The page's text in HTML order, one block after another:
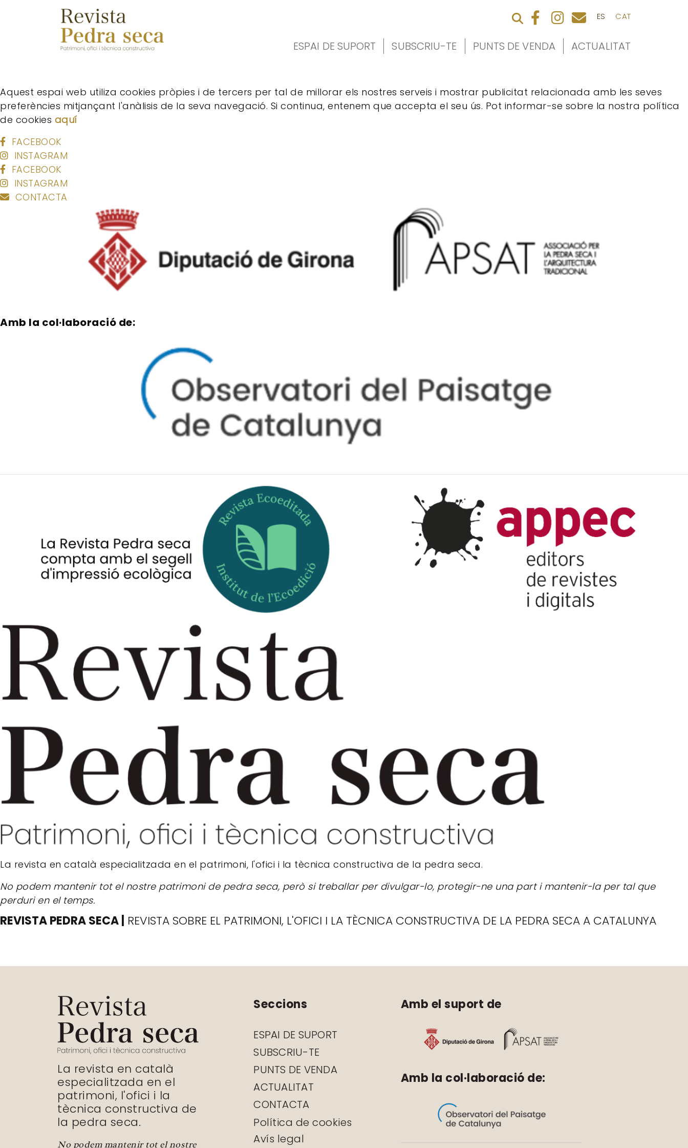
ES CAT
ESPAI DE SUPORT SUBSCRIU-TE PUNTS DE VENDA ACTUALITAT
Aquest espai web utiliza cookies pròpies i de tercers per tal de millorar els nostres serveis i mostrar publicitat relacionada amb les seves
preferències mitjançant l'anàlisis de la seva navegació. Si continua, entenem que accepta el seu ús. Pot informar-se sobre la nostra política
de cookies aquí
FACEBOOK
INSTAGRAM
FACEBOOK
INSTAGRAM
CONTACTA
Amb la col·laboració de:
La revista en català especialitzada en el patrimoni, l'ofici i la tècnica constructiva de la pedra seca.
No podem mantenir tot el nostre patrimoni de pedra seca, però si treballar per divulgar-lo, protegir-ne una part i mantenir-la per tal que
perduri en el temps.
REVISTA PEDRA SECA | REVISTA SOBRE EL PATRIMONI, L'OFICI I LA TÈCNICA CONSTRUCTIVA DE LA PEDRA SECA A CATALUNYA
La revista en català
especialitzada en el
patrimoni, l'ofici i la
tècnica constructiva de
la pedra seca.
No podem mantenir tot el nostre
Seccions
ESPAI DE SUPORT
SUBSCRIU-TE
PUNTS DE VENDA
ACTUALITAT
CONTACTA
Política de cookies
Avís legal
Amb el suport de
Amb la col·laboració de: